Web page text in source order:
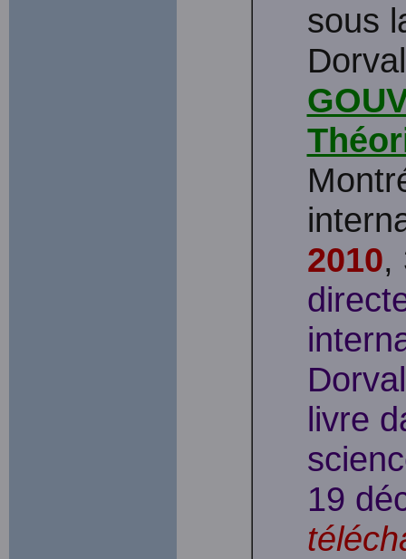
sous
2010,
livre
19